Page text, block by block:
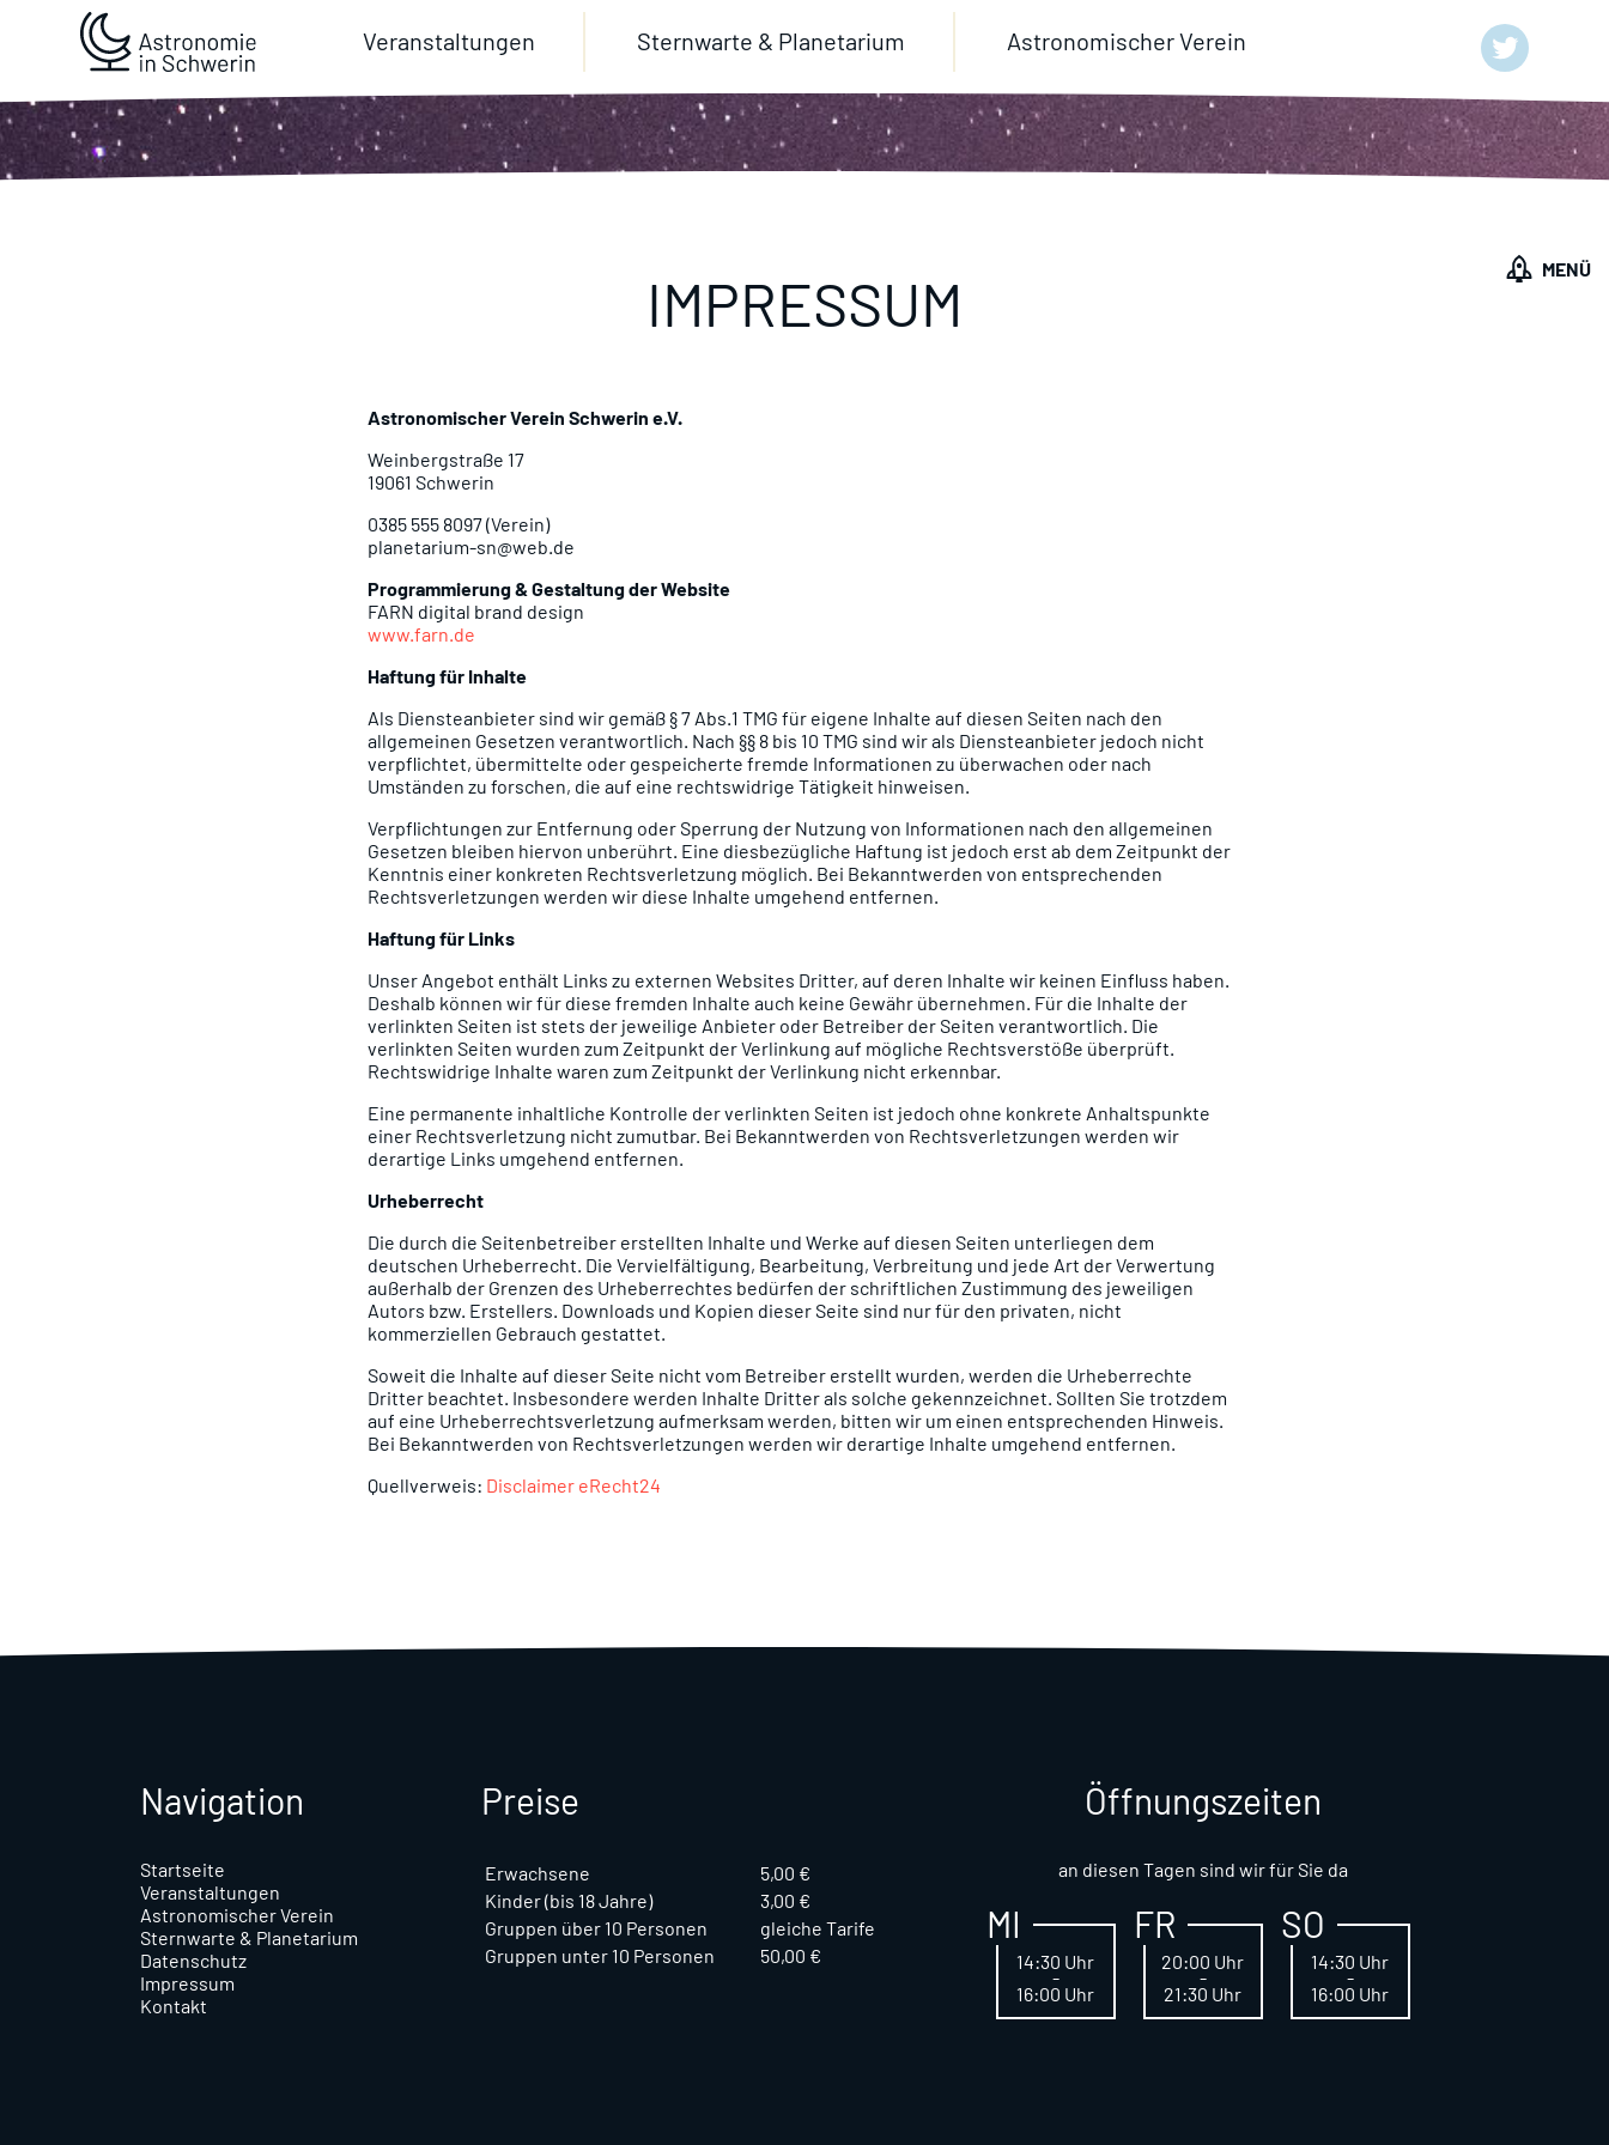
Veranstaltungen Sternwarte & Planetarium Astronomischer Verein
MENÜ
IMPRESSUM
Astronomischer Verein Schwerin e.V.
Weinbergstraße 17
19061 Schwerin
0385 555 8097 (Verein)
planetarium-sn@web.de
Programmierung & Gestaltung der Website
FARN digital brand design
www.farn.de
Haftung für Inhalte
Als Diensteanbieter sind wir gemäß § 7 Abs.1 TMG für eigene Inhalte auf diesen Seiten nach den
allgemeinen Gesetzen verantwortlich. Nach §§ 8 bis 10 TMG sind wir als Diensteanbieter jedoch nicht
verpflichtet, übermittelte oder gespeicherte fremde Informationen zu überwachen oder nach
Umständen zu forschen, die auf eine rechtswidrige Tätigkeit hinweisen.
Verpflichtungen zur Entfernung oder Sperrung der Nutzung von Informationen nach den allgemeinen
Gesetzen bleiben hiervon unberührt. Eine diesbezügliche Haftung ist jedoch erst ab dem Zeitpunkt der
Kenntnis einer konkreten Rechtsverletzung möglich. Bei Bekanntwerden von entsprechenden
Rechtsverletzungen werden wir diese Inhalte umgehend entfernen.
Haftung für Links
Unser Angebot enthält Links zu externen Websites Dritter, auf deren Inhalte wir keinen Einfluss haben.
Deshalb können wir für diese fremden Inhalte auch keine Gewähr übernehmen. Für die Inhalte der
verlinkten Seiten ist stets der jeweilige Anbieter oder Betreiber der Seiten verantwortlich. Die
verlinkten Seiten wurden zum Zeitpunkt der Verlinkung auf mögliche Rechtsverstöße überprüft.
Rechtswidrige Inhalte waren zum Zeitpunkt der Verlinkung nicht erkennbar.
Eine permanente inhaltliche Kontrolle der verlinkten Seiten ist jedoch ohne konkrete Anhaltspunkte
einer Rechtsverletzung nicht zumutbar. Bei Bekanntwerden von Rechtsverletzungen werden wir
derartige Links umgehend entfernen.
Urheberrecht
Die durch die Seitenbetreiber erstellten Inhalte und Werke auf diesen Seiten unterliegen dem
deutschen Urheberrecht. Die Vervielfältigung, Bearbeitung, Verbreitung und jede Art der Verwertung
außerhalb der Grenzen des Urheberrechtes bedürfen der schriftlichen Zustimmung des jeweiligen
Autors bzw. Erstellers. Downloads und Kopien dieser Seite sind nur für den privaten, nicht
kommerziellen Gebrauch gestattet.
Soweit die Inhalte auf dieser Seite nicht vom Betreiber erstellt wurden, werden die Urheberrechte
Dritter beachtet. Insbesondere werden Inhalte Dritter als solche gekennzeichnet. Sollten Sie trotzdem
auf eine Urheberrechtsverletzung aufmerksam werden, bitten wir um einen entsprechenden Hinweis.
Bei Bekanntwerden von Rechtsverletzungen werden wir derartige Inhalte umgehend entfernen.
Quellverweis: Disclaimer eRecht24
Navigation
Startseite
Veranstaltungen
Astronomischer Verein
Sternwarte & Planetarium
Datenschutz
Impressum
Kontakt
Preise
Erwachsene
5,00 €
Kinder (bis 18 Jahre)
3,00 €
Gruppen über 10 Personen
gleiche Tarife
Gruppen unter 10 Personen
50,00 €
Öffnungszeiten
an diesen Tagen sind wir für Sie da
MI
14:30 Uhr
-
16:00 Uhr
FR
20:00 Uhr
-
21:30 Uhr
SO
14:30 Uhr
-
16:00 Uhr